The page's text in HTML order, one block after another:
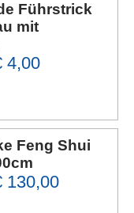
Führstrick
mit
4,00
Feng Shui
130,00